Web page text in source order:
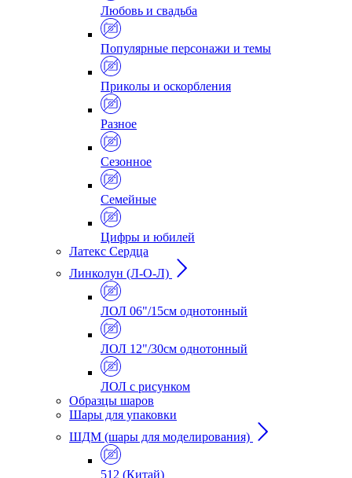
Любовь и свадьба
Популярные персонажи и темы
Приколы и оскорбления
Разное
Сезонное
Семейные
Цифры и юбилей
Латекс Сердца
Линколун (Л-О-Л)
ЛОЛ 06"/15см однотонный
ЛОЛ 12"/30см однотонный
ЛОЛ с рисунком
Образцы шаров
Шары для упаковки
ШДМ (шары для моделирования)
512 (Китай)